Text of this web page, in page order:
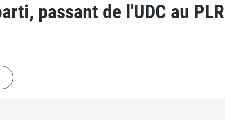
passant de l'UDC au PLR